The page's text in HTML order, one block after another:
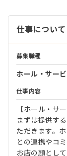
仕事について
募集職種
ホール・サー
仕事内容
【ホール・サ
まずは提供す
ただきます。
との連携やコ
お店の顔とし